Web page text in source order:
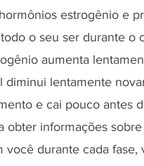
estrogênio e
o seu ser durante o
aumenta
diminui lentamente
e cai pouco antes
obter informações
você durante cada fase,